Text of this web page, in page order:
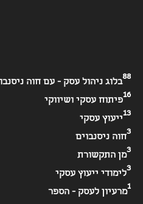
בלוג ניהול עסק - עם חוה
88
פיתוח עסקי ושיווקי
16
ייעוץ עסקי
13
חוה ניסנבוים
3
מן התקשורת
3
לימודי ייעוץ עסקי
3
מרעיון לעסק - הספר
1